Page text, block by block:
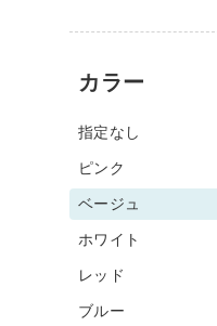
カラー
指定なし
ピンク
ベージュ
ホワイト
レッド
ブルー